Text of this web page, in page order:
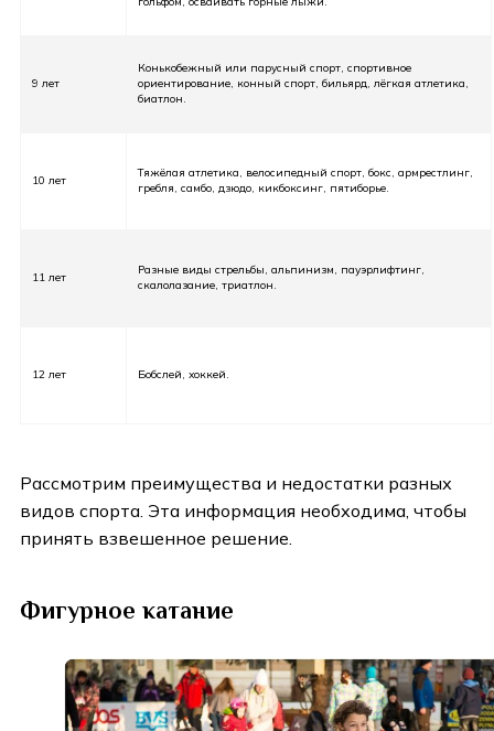
9 лет
Конькобежный или парусный спорт, спортивное
ориентирование, конный спорт, бильярд, лёгкая атлетика,
биатлон.
10 лет
Тяжёлая атлетика, велосипедный спорт, бокс, армрестлинг,
гребля, самбо, дзюдо, кикбоксинг, пятиборье.
11 лет
Разные виды стрельбы, альпинизм, пауэрлифтинг,
скалолазание, триатлон.
12 лет Бобслей, хоккей.
Рассмотрим преимущества и недостатки разных
видов спорта. Эта информация необходима, чтобы
принять взвешенное решение.
Фигурное катание